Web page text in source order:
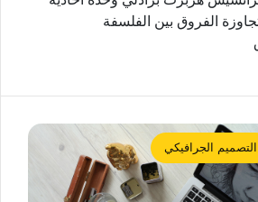
الفروق بين الفلسفة
التصميم الجرافيكي